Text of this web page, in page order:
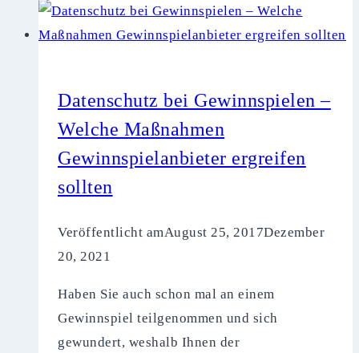
Straftaten
im
Datenschutz bei Gewinnspielen –
Welche Maßnahmen
Gewinnspielanbieter ergreifen
sollten
Veröffentlicht amAugust 25, 2017Dezember
20, 2021
Haben Sie auch schon mal an einem
Gewinnspiel teilgenommen und sich
gewundert, weshalb Ihnen der